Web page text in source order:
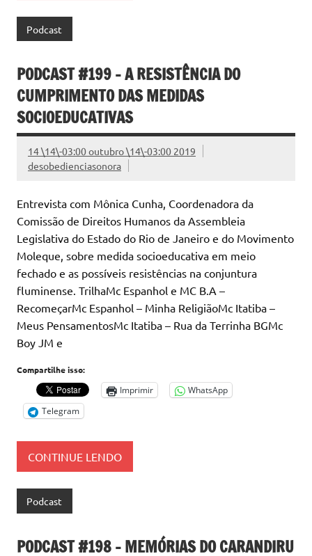
Podcast
PODCAST #199 – A RESISTÊNCIA DO
CUMPRIMENTO DAS MEDIDAS
SOCIOEDUCATIVAS
14 \14\-03:00 outubro \14\-03:00 2019
desobedienciasonora
Entrevista com Mônica Cunha, Coordenadora da
Comissão de Direitos Humanos da Assembleia
Legislativa do Estado do Rio de Janeiro e do Movimento
Moleque, sobre medida socioeducativa em meio
fechado e as possíveis resistências na conjuntura
fluminense. TrilhaMc Espanhol e MC B.A –
RecomeçarMc Espanhol – Minha ReligiãoMc Itatiba –
Meus PensamentosMc Itatiba – Rua da Terrinha BGMc
Boy JM e
Compartilhe isso:
Imprimir
WhatsApp
Telegram
CONTINUE LENDO
Podcast
PODCAST #198 – MEMÓRIAS DO CARANDIRU